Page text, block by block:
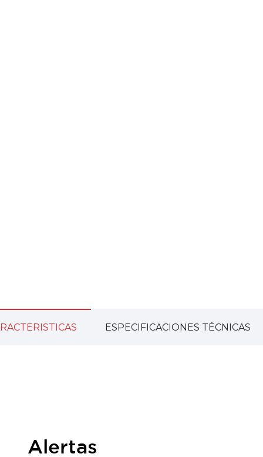
ESPECIFICACIONES TÉCNICAS
Alertas